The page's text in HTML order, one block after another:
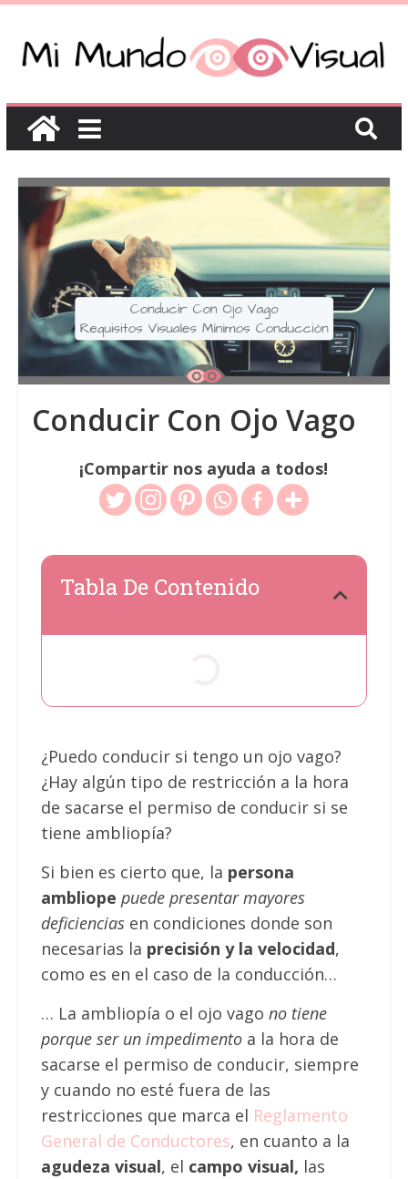
Conducir Con Ojo Vago
¡Compartir nos ayuda a todos!
Tabla De Contenido
¿Puedo conducir si tengo un ojo vago?
¿Hay algún tipo de restricción a la hora
de sacarse el permiso de conducir si se
tiene ambliopía?
Si bien es cierto que, la persona
ambliope puede presentar mayores
deficienciasen condiciones donde son
necesarias la precisión y la velocidad,
como es en el caso de la conducción…
… La ambliopía o el ojo vago no tiene
porque ser un impedimentoa la hora de
sacarse el permiso de conducir, siempre
y cuando no esté fuera de las
restricciones que marca el Reglamento
General de Conductores, en cuanto a la
agudeza visual, el campo visual, las